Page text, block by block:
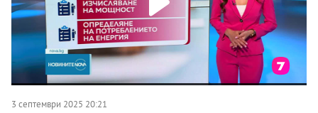
3 септември 2025 20:21